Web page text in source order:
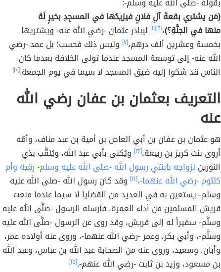
(مَن يشتري بقعةَ آلِ فلانٍ فيزيدُها في المسجِدِ بخيرٍ لَهُ
منها في الجنَّةِ؟)،[٦] [١١]
ليبادر عثمان -رضي الله عنه- ويشتريها
بخمسة وعشرين ألف درهم،[٧]
وليس ذلك فحسب؛ بل عمد -رضي
الله عنه- إلى توسعة المسجد عندما تولى الخلافة بعدما كان
الناس قد شكوا إليه ضيق المسجد لا سيما في يوم الجمعة.[١٢]
التعريف بعثمان بن عفان رضي الله
عنه
هو عثمان بن عفان بن أبي العاص بن أمية بن عبد مناف، وأمّه
أروى بنت كريز بن ربيعة،[١٣]
ويُكنى بأبي عبد الله، ويُلقَّب بذي
النورين لزواجه بابنتي رسول الله -صلى الله عليه وسلم- رقية وأم
كلثوم -رضي الله عنهما-،[١٤]
وقد كان رسول الله -صلى الله عليه
وسلم- يستعين به في العديد من القضايا لا سيما عندما منعت
قريش المسلمين من أداء العمرة، فأرسله الرسول -صلَّى الله عليه
وسلَّم- سفيراً له إلى قريش، وقد روى عن الرسول -صلَّى الله عليه
وسلَّم-، وأبي بكر، وعمر -رضي الله عنهما-، وروى عنه أولاده عمر،
وأبان، وسعيد، وروى عنه من الصحابة عبد الله بن عباس، وعبد الله
بن مسعود، وزيد بن ثابت -رضي الله عنهم-.[١٥]